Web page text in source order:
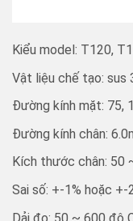
Kiểu model: T120,
Vật liệu chế tạo: sus
Đường kính mặt: 75,
Đường kính chân:
Kích thước chân: 50
Sai số: +-1% hoặc +-
Dải đo: 50 ~ 600 độ